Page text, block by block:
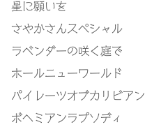
星に願いを
さやかさんスペシャル
ラベンダーの咲く庭で
ホールニューワールド
パイレーツオブカリビアン
ボヘミアンラプソディ